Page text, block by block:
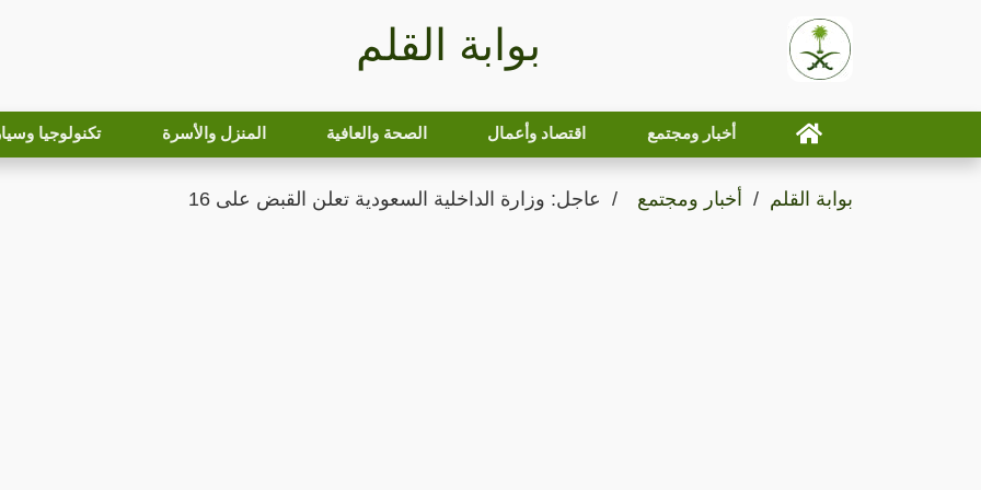
بوابة القلم
أخبار ومجتمع اقتصاد وأعمال الصحة والعافية المنزل والأسرة تكنولوجيا
بوابة القلم أخبار ومجتمع عاجل: وزارة الداخلية السعودية تعلن القبض على 16